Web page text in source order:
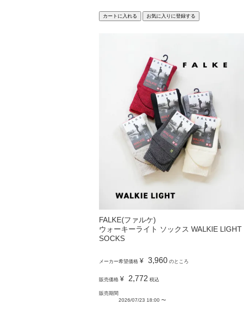
カートに入れる お気に入りに登録する
FALKE(ファルケ)
ウォーキーライト ソックス WALKIE LIGHT
SOCKS
メーカー希望価格 ¥ 3,960 のところ
販売価格 ¥ 2,772 税込
販売期間
2026/07/23 18:00 〜